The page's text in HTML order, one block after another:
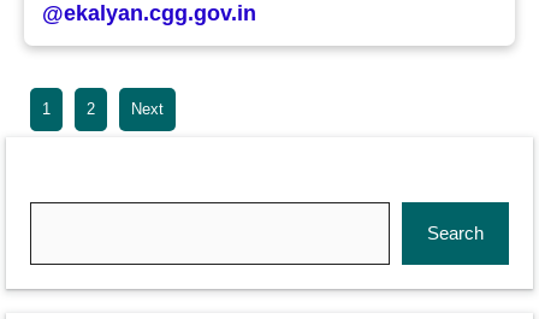
@ekalyan.cgg.gov.in
1 2 Next
Search